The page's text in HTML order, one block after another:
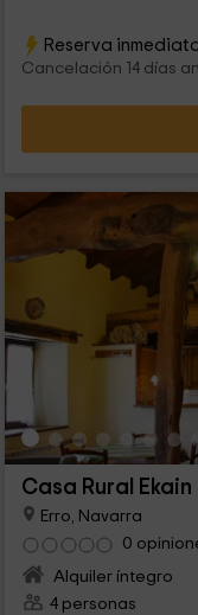
Reserva
Cancelación 14 días
Casa Rural Ekain
Erro, Navarra
0
Alquiler íntegro
4 personas